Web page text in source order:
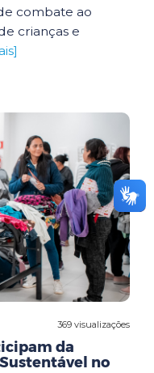
combate ao
crianças e
369 visualizações
da
no